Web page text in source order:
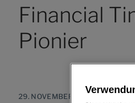
Financial
Pionier
29. NOVEMBER 2018